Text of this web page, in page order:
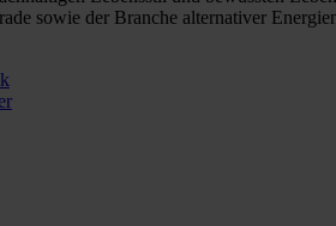
sowie der Branche alternativer